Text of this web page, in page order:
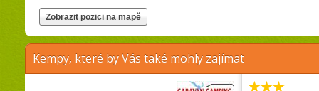
Kempy, které by Vás také mohly zajímat